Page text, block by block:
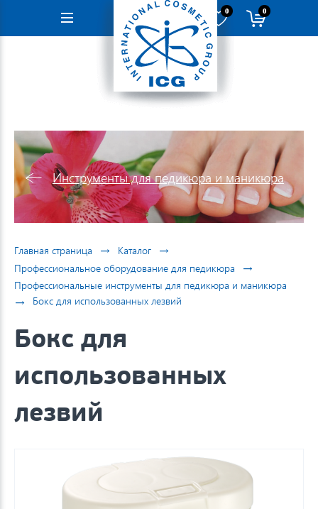
Навигация
0 0
Инструменты для педикюра и маникюра
Главная страница → Каталог →
Профессиональное оборудование для педикюра →
Профессиональные инструменты для педикюра и маникюра
→ Бокс для использованных лезвий
Бокс для
использованных
лезвий